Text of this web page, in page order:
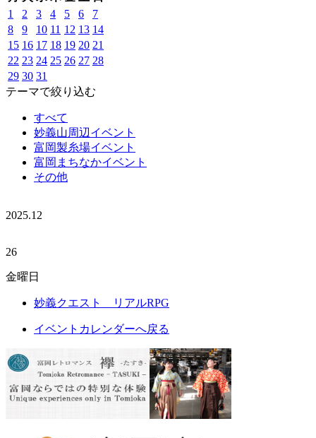
1
2 3 4 5 6
7
8
9 10 11 12 13 14
15 16 17 18 19 20 21
22 23 24 25 26 27 28
29 30 31
テーマで絞り込む
すべて
妙義山周辺イベント
富岡製糸場イベント
富岡まちなかイベント
その他
2025.12
26
金曜日
妙義クエスト リアルRPG
イベントカレンダーへ戻る